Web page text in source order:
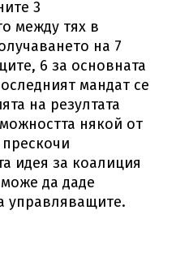
3
между тях в
на 7
6 за основната
мандат се
на резултата
някой от
идея за коалиция
да даде
управляващите.